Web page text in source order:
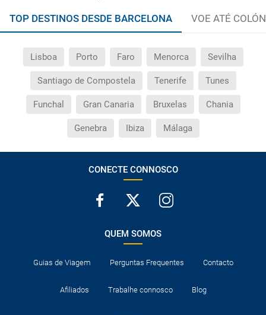
TOP DESTINOS DESDE BARCELONA VOE ATÉ
Lisboa Porto Faro Menorca Sevilha
Santiago de Compostela Tenerife Tunes
Funchal Gran Canaria Bruxelas Chania
Genebra Ibiza Málaga
CONECTE CONNOSCO
QUEM SOMOS
Guias de Viagem Perguntas Frequentes Contacto
Afiliados Trabalhe connosco Blog